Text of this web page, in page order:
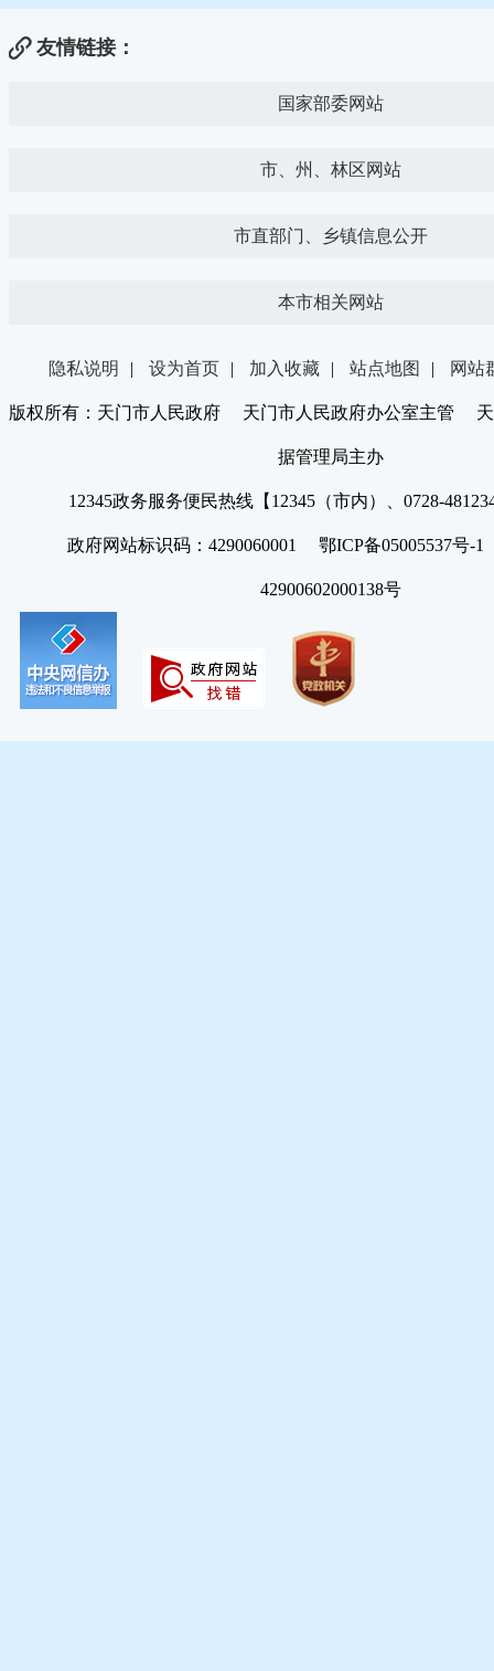
友情链接：
国家部委网站
市、州、林区网站
市直部门、乡镇信息公开
本市相关网站
隐私说明 | 设为首页 | 加入收藏 | 站点地图 | 网站
版权所有：天门市人民政府 天门市人民政府办公室主管 天
据管理局主办
12345政务服务便民热线【12345（市内）、0728-
政府网站标识码：4290060001 鄂ICP备05005537号
42900602000138号